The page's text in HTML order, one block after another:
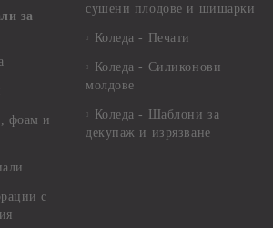
за
фоам и
с
сушени плодове и шишарки
Коледа - Печати
Коледа - Силиконови
молдове
Коледа - Шаблони за
декупаж и изрязване